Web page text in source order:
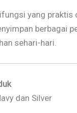
yang praktis
berbagai
sehari-hari.
dan Silver